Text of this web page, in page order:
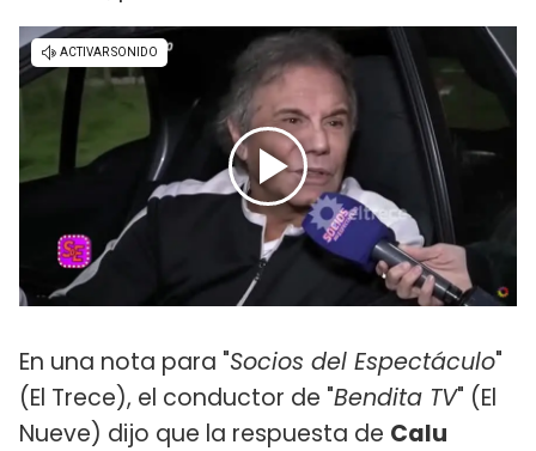
En una nota para "Socios del Espectáculo"
(El Trece), el conductor de "Bendita TV" (El
Nueve) dijo que la respuesta de Calu